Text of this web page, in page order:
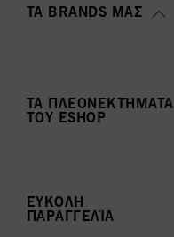
ΤΑ BRANDS ΜΑΣ
ΤΑ ΠΛΕΟΝΕΚΤΉΜΑΤΑ
ΤΟΥ ΕSHOP
ΕΎΚΟΛΗ
ΠΑΡΑΓΓΕΛΊΑ